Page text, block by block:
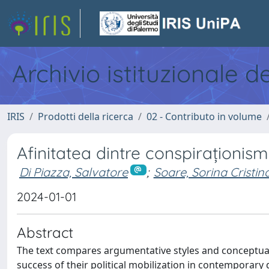
Archivio istituzionale
IRIS Prodotti della ricerca 02 - Contributo in volume
Afinitatea dintre
Di Piazza, Salvatore ; Soare, Sorina
2024-01-01
Abstract
The text compares argumentative styles and
success of their political mobilization in contemporary